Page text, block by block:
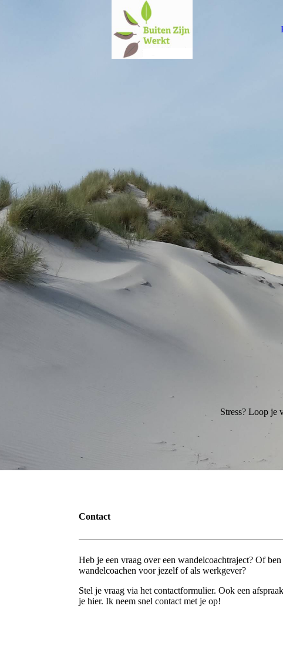
Stress? Loop je
Contact
Heb je een vraag over een wandelcoachtraject? Of
wandelcoachen voor jezelf of als werkgever?
Stel je vraag via het contactformulier. Ook een
je hier. Ik neem snel contact met je op!